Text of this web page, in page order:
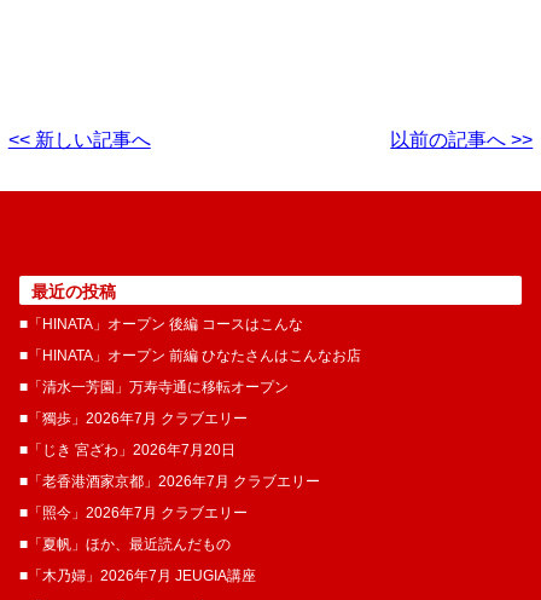
<< 新しい記事へ 以前の記事へ >>
最近の投稿
■「HINATA」オープン 後編 コースはこんな
■「HINATA」オープン 前編 ひなたさんはこんなお店
■「清水一芳園」万寿寺通に移転オープン
■「獨歩」2026年7月 クラブエリー
■「じき 宮ざわ」2026年7月20日
■「老香港酒家京都」2026年7月 クラブエリー
■「照今」2026年7月 クラブエリー
■「夏帆」ほか、最近読んだもの
■「木乃婦」2026年7月 JEUGIA講座